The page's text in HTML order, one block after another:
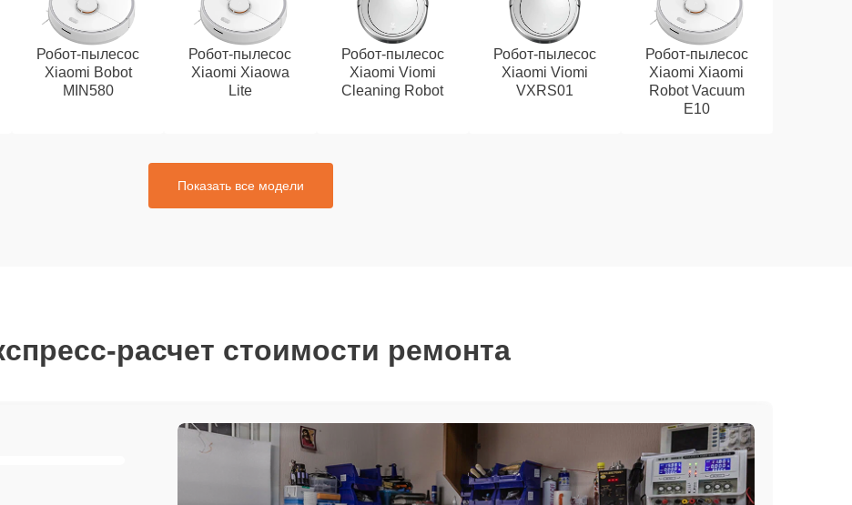
Робот-пылесос
Xiaomi Bobot
MIN580
Робот-пылесос
Xiaomi Xiaowa
Lite
Робот-пылесос
Xiaomi Viomi
Cleaning Robot
Робот-пылесос
Xiaomi Viomi
VXRS01
Робот-пылесос
Xiaomi Xiaomi
Robot Vacuum
E10
Показать все модели
расчет стоимости ремонта